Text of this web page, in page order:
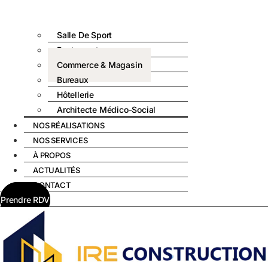
Salle De Sport
Restaurant
Commerce & Magasin
Bureaux
Hôtellerie
Architecte Médico-Social
NOS RÉALISATIONS
NOS SERVICES
À PROPOS
ACTUALITÉS
CONTACT
Prendre RDV